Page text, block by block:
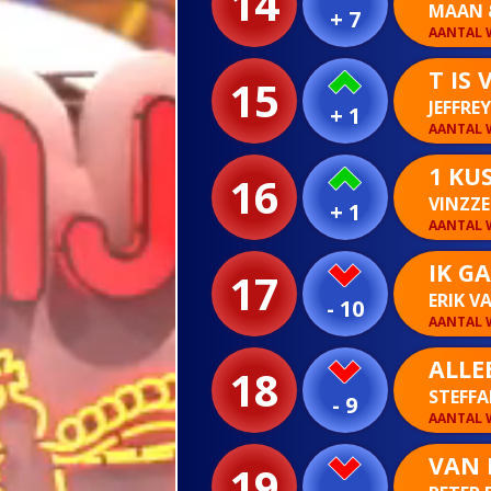
+ 7 MAAN
AANTAL
15 + 1
T IS
AANTAL
16 + 1
1
AANTAL
17 - 10
IK
ERIK
AANTAL
18 - 9 AANTAL
VAN